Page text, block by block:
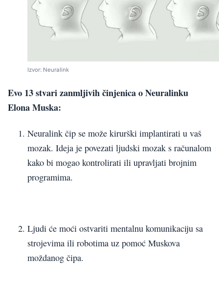
Izvor: Neuralink
Evo 13 stvari zanmljivih činjenica o Neuralinku
Elona Muska:
Neuralink čip se može kirurški implantirati u vaš
mozak. Ideja je povezati ljudski mozak s računalom
kako bi mogao kontrolirati ili upravljati brojnim
programima.
Ljudi će moći ostvariti mentalnu komunikaciju sa
strojevima ili robotima uz pomoć Muskova
moždanog čipa.